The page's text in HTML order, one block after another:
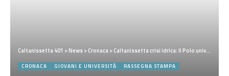
Caltanissetta 401 >News>Cronaca>Caltanissetta crisi idrica: Il Polo universitario attiva lezioni in modalità mista. E alcune mamme chiedono la chiusura delle scuole
CRONACA GIOVANI E UNIVERSITÀ RASSEGNA STAMPA